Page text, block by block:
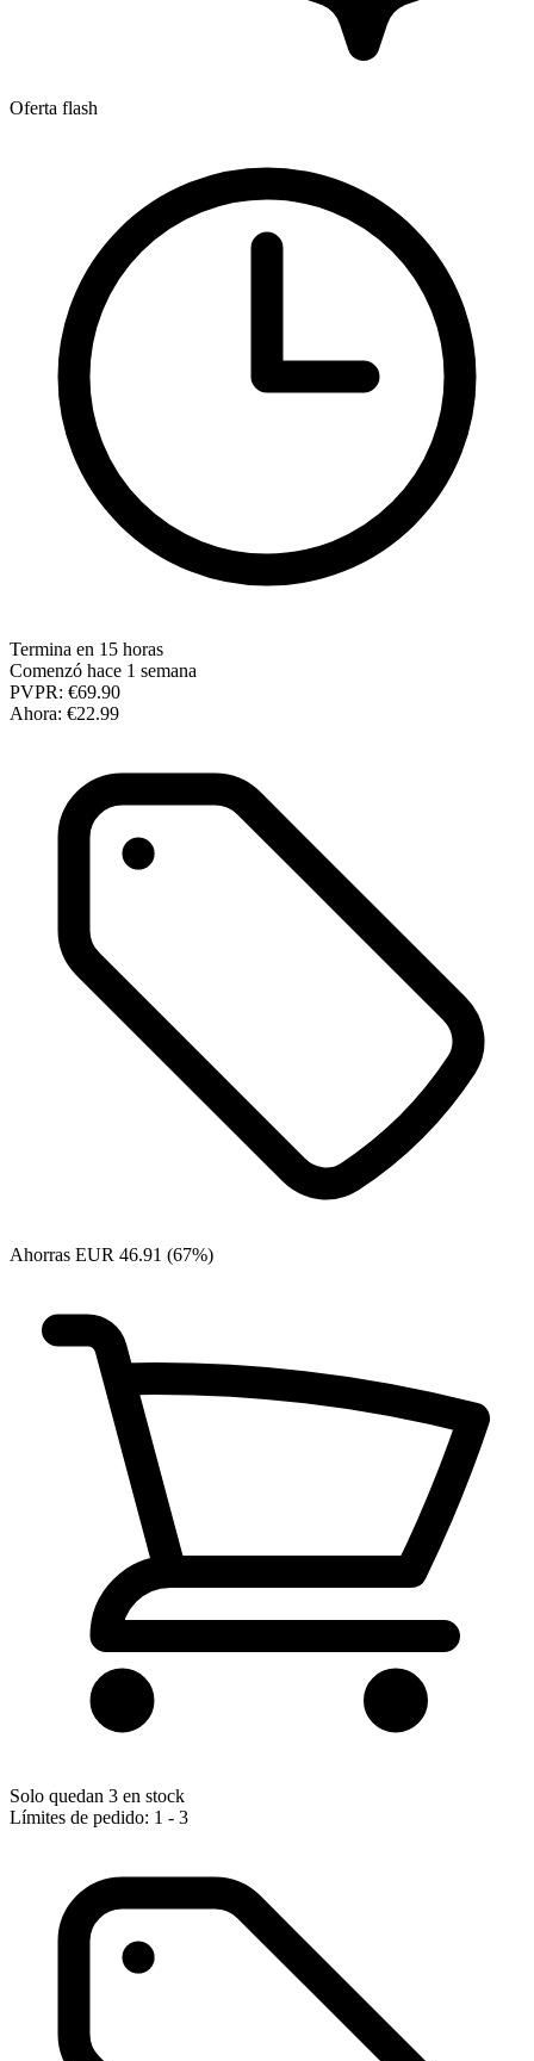
Oferta flash
Termina en 15 horas
Comenzó hace 1 semana
PVPR: €69.90
Ahora: €22.99
Ahorras EUR 46.91 (67%)
Solo quedan 3 en stock
Límites de pedido: 1 - 3